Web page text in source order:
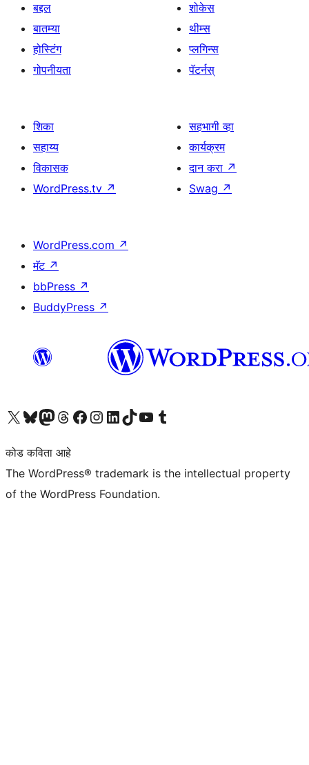
बद्दल
बातम्या
होस्टिंग
गोपनीयता
शोकेस
थीम्स
प्लगिन्स
पॅटर्नस्
शिका
सहाय्य
विकासक
WordPress.tv ↗
सहभागी व्हा
कार्यक्रम
दान करा ↗
Swag ↗
WordPress.com ↗
मॅट ↗
bbPress ↗
BuddyPress ↗
आमच्या X (एक्स) (पूर्वीचे ट्विटर) खात्याला भेट द्या आमच्या ब्लूस्की खात्याला भेट द्या.आमच्या Mastodon खात्याला भेट द्या.आमच्या थ्रेड्स खात्याला भेट द्या. आमच्या फेसबुक पेजला भेट द्या आमच्या इंस्टाग्राम खात्याला भेट द्या आमच्या लिंक्डइन खात्याला भेट द्या आमच्या टिकटॉक अकाउंटला भेट द्या.आमच्या यूट्यूब चॅनेलला भेट द्या आमच्या टंबलर खात्याला भेट द्या.
कोड कविता आहे
The WordPress® trademark is the intellectual property
of the WordPress Foundation.